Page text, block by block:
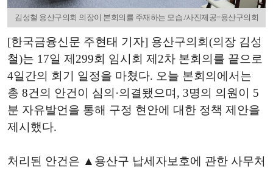
김성철 용산구의회 의장이 본회의를 주재하는 모습./사진제공=용산구의회
[한국금융신문 주현태 기자] 용산구의회(의장 김성
철)는 17일 제299회 임시회 제2차 본회의를 끝으로
4일간의 회기 일정을 마쳤다. 오늘 본회의에서는
총 8건의 안건이 심의·의결됐으며, 3명의 의원이 5
분 자유발언을 통해 구정 현안에 대한 정책 제안을
제시했다.
처리된 안건은 ▲용산구 납세자보호에 관한 사무처